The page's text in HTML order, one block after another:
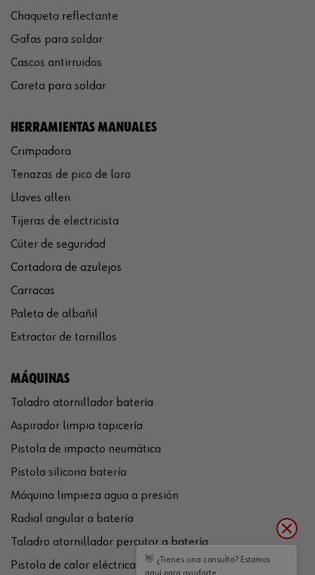
Chaqueta reflectante
Gafas para soldar
Cascos antirruidos
Careta para soldar
HERRAMIENTAS MANUALES
Crimpadora
Tenazas de pico de loro
Llaves allen
Tijeras de electricista
Cúter de seguridad
Cortadora de azulejos
Carracas
Paleta de albañil
Extractor de tornillos
MÁQUINAS
Taladro atornillador batería
Aspirador limpia tapicería
Pistola de impacto neumática
Pistola silicona batería
Máquina limpieza agua a presión
Radial angular a batería
Taladro atornillador percutor a batería
Pistola de calor eléctrica
👋 ¿Tienes una consulta? Estamos